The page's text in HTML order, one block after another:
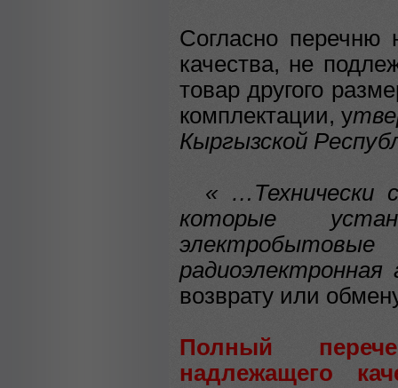
Согласно перечню
качества, не
товар другого
комплектации, у
Кыргызской
« …Технически
которые
возврату или
Полный
надлежащего